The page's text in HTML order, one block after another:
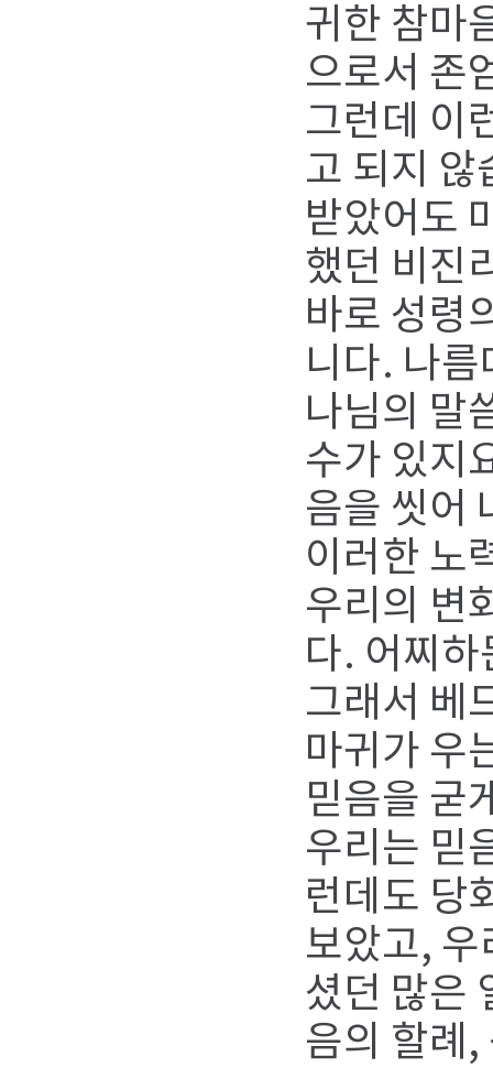
귀한 참마
으로서 존
그런데 이
고 되지 않
받았어도
했던 비진
바로 성령
니다. 나
나님의 말
수가 있지
음을 씻어
이러한 노
우리의 변
다. 어찌
그래서 베
마귀가 우
믿음을 굳
우리는 믿
런데도 당
보았고,
셨던 많은
음의 할례